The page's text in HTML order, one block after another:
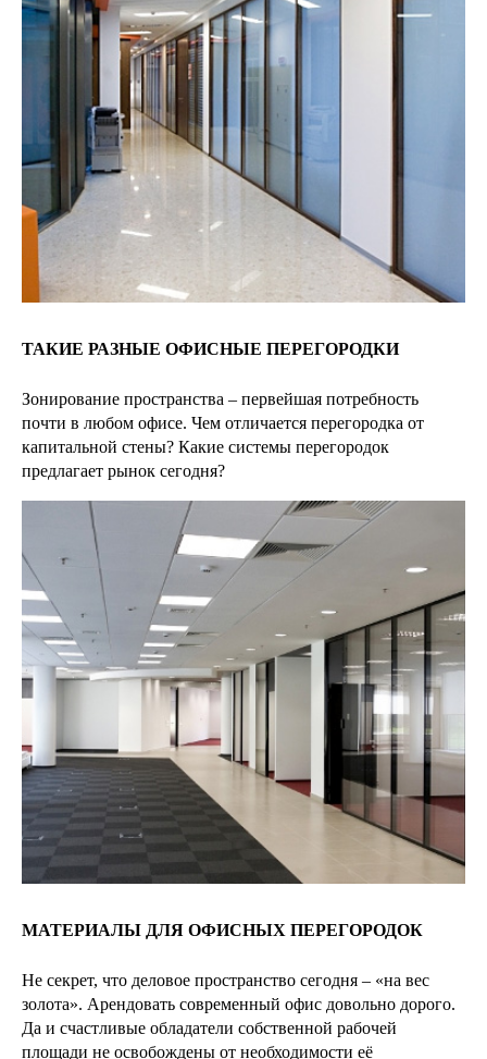
ТАКИЕ РАЗНЫЕ ОФИСНЫЕ ПЕРЕГОРОДКИ
Зонирование пространства – первейшая потребность
почти в любом офисе. Чем отличается перегородка от
капитальной стены? Какие системы перегородок
предлагает рынок сегодня?
МАТЕРИАЛЫ ДЛЯ ОФИСНЫХ ПЕРЕГОРОДОК
Не секрет, что деловое пространство сегодня – «на вес
золота». Арендовать современный офис довольно дорого.
Да и счастливые обладатели собственной рабочей
площади не освобождены от необходимости её